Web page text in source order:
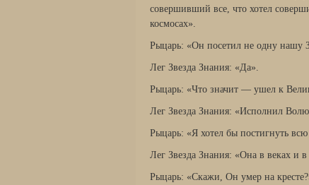
совершивший все, что хотел
космосах».
Рыцарь: «Он посетил не одну нашу
Лег Звезда Знания: «Да».
Рыцарь: «Что значит — ушел к
Лег Звезда Знания: «Исполнил
Рыцарь: «Я хотел бы постигнуть
Лег Звезда Знания: «Она в веках и
Рыцарь: «Скажи, Он умер на